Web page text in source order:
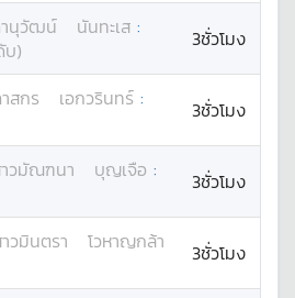
นุวัฒน์ นันทะเส :
บ)
3ชั่วโมง
สกร เอกวรินทร์ :
3ชั่วโมง
วมัณฑนา บุญเจือ :
3ชั่วโมง
วมินตรา
โวหาญกล้า
3ชั่วโมง